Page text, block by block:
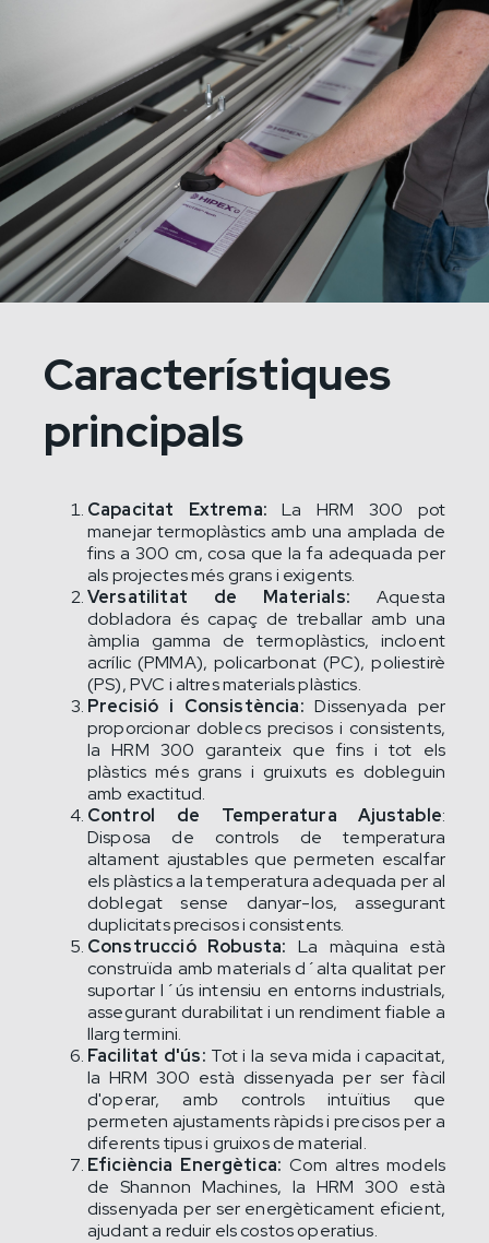
Característiques
principals
Capacitat Extrema: La HRM 300 pot
manejar termoplàstics amb una amplada de
fins a 300 cm, cosa que la fa adequada per
als projectes més grans i exigents.
Versatilitat de Materials: Aquesta
dobladora és capaç de treballar amb una
àmplia gamma de termoplàstics, incloent
acrílic (PMMA), policarbonat (PC), poliestirè
(PS), PVC i altres materials plàstics.
Precisió i Consistència:Dissenyada per
proporcionar doblecs precisos i consistents,
la HRM 300 garanteix que fins i tot els
plàstics més grans i gruixuts es dobleguin
amb exactitud.
Control de Temperatura Ajustable:
Disposa de controls de temperatura
altament ajustables que permeten escalfar
els plàstics a la temperatura adequada per al
doblegat sense danyar-los, assegurant
duplicitats precisos i consistents.
Construcció Robusta: La màquina està
construïda amb materials d´alta qualitat per
suportar l´ús intensiu en entorns industrials,
assegurant durabilitat i un rendiment fiable a
llarg termini.
Facilitat d'ús: Tot i la seva mida i capacitat,
la HRM 300 està dissenyada per ser fàcil
d'operar, amb controls intuïtius que
permeten ajustaments ràpids i precisos per a
diferents tipus i gruixos de material.
Eficiència Energètica: Com altres models
de Shannon Machines, la HRM 300 està
dissenyada per ser energèticament eficient,
ajudant a reduir els costos operatius.